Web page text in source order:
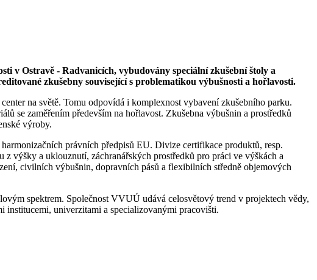
v Ostravě - Radvanicích, vybudovány speciální zkušební štoly a
zkušebny související s problematikou výbušnosti a hořlavosti.
na světě. Tomu odpovídá i komplexnost vybavení zkušebního parku.
se zaměřením především na hořlavost. Zkušebna výbušnin a prostředků
výroby.
právních předpisů EU. Divize certifikace produktů, resp.
výšky a uklouznutí, záchranářských prostředků pro práci ve výškách a
civilních výbušnin, dopravních pásů a flexibilních středně objemových
spektrem. Společnost VVUÚ udává celosvětový trend v projektech vědy,
institucemi, univerzitami a specializovanými pracovišti.